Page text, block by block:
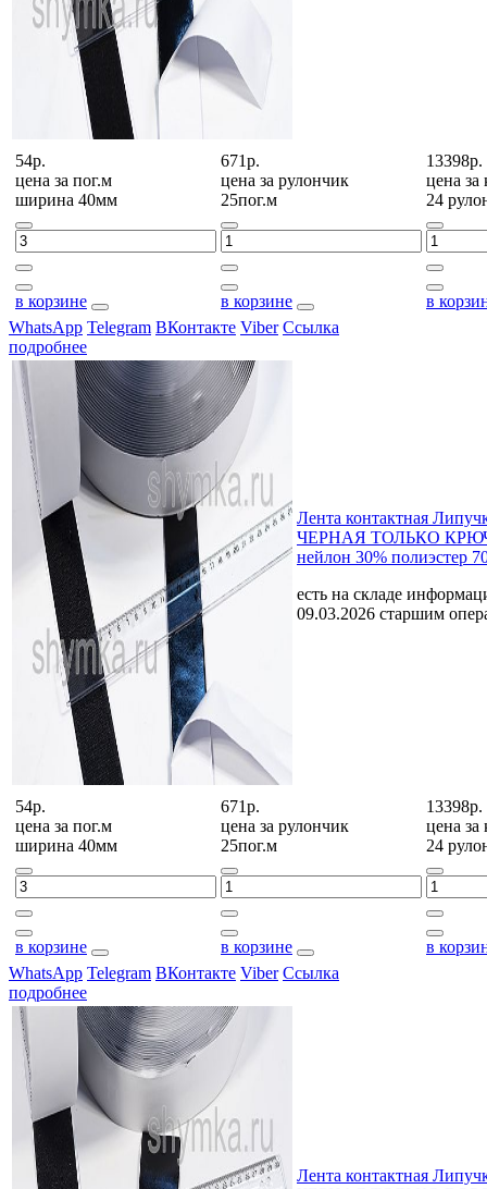
54р.
цена за пог.м
ширина 40мм
в корзине
671р.
цена за рулончик
25пог.м
в корзине
13398р.
цена за
24
в
WhatsApp Telegram ВКонтакте Viber Ссылка
подробнее
Лента контактная
ЧЕРНАЯ ТОЛЬКО
нейлон 30% полиэстер
есть на складе
09.03.2026 старшим
54р.
цена за пог.м
ширина 40мм
в корзине
671р.
цена за рулончик
25пог.м
в корзине
13398р.
цена за
24
в
WhatsApp Telegram ВКонтакте Viber Ссылка
подробнее
Лента контактная